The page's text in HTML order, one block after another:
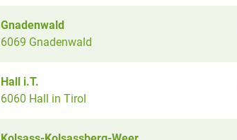
Gnadenwald
6069 Gnadenwald
Hall i.T.
6060 Hall in Tirol